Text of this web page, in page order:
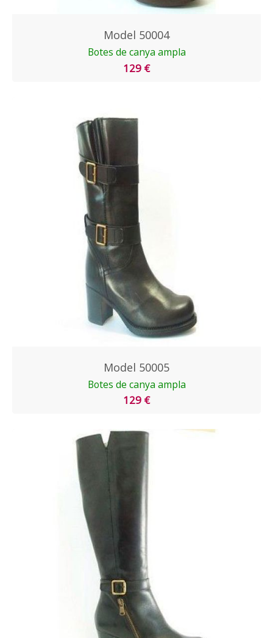
Model 50004
Botes de canya ampla
129 €
Model 50005
Botes de canya ampla
129 €